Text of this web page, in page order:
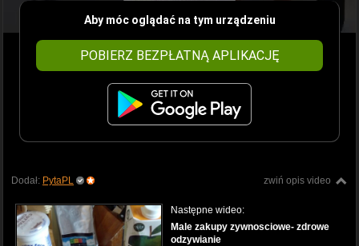
Aby móc oglądać na tym urządzeniu
POBIERZ BEZPŁATNĄ APLIKACJĘ
zwiń opis video
Dodał: PytaPL
Następne wideo:
Male zakupy zywnosciowe- zdrowe
odzywianie